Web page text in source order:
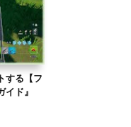
する【フ
ド』